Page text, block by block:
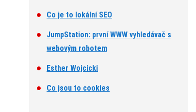
Co je to lokální SEO
JumpStation: první WWW vyhledávač s
webovým robotem
Esther Wojcicki
Co jsou to cookies